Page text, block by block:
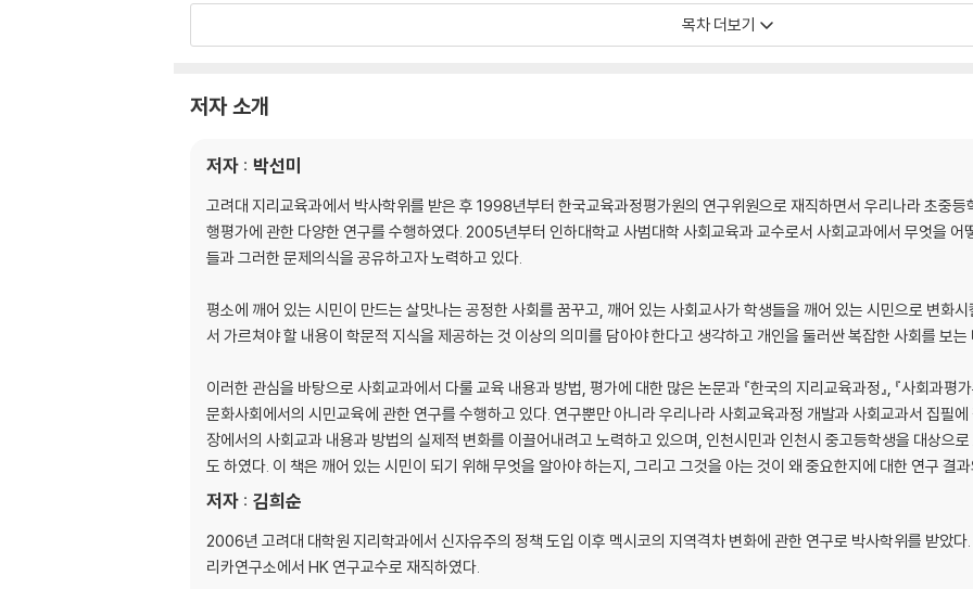
2. 스페인제국의 탄생과 실패
2. 약탈이나 다름없는 무역
4. 만약 불공정한 교역이 없었다면
4장 기울어진 찻잔
1. 무역과 폭력
2. 아이티, 최초의 흑인 노예 국가
3. 티파티와 스리랑카의 눈물
5장 자원의 저주에 걸린 가난한 나라들
1. 풍요로운 자원이 불러온 빈곤
2. 가장 비싼 보석, 다이아몬드 광산을 가진 가난한 나라
3. 세계에서 가장 가난한 나라 콩고민주공화국, 자원부국의 초상
6장 바나나공화국과 다국적 식품기업
1. 냉전과 냉장선
2. 엘풀포와 바나나공화국
목차 더보기
저자 소개
저자 : 박선미
고려대 지리교육과에서 박사학위를 받은 후 1998년부터 한국교육과정평가원의 연구위원으로 재직하면서 우리나라 초중
행평가에 관한 다양한 연구를 수행하였다. 2005년부터 인하대학교 사범대학 사회교육과 교수로서 사회교과에서 무엇을 어
들과 그러한 문제의식을 공유하고자 노력하고 있다.
평소에 깨어 있는 시민이 만드는 살맛나는 공정한 사회를 꿈꾸고, 깨어 있는 사회교사가 학생들을 깨어 있는 시민으로 변화
서 가르쳐야 할 내용이 학문적 지식을 제공하는 것 이상의 의미를 담아야 한다고 생각하고 개인을 둘러싼 복잡한 사회를 보
이러한 관심을 바탕으로 사회교과에서 다룰 교육 내용과 방법, 평가에 대한 많은 논문과 『한국의 지리교육과정』, 『사회과평
문화사회에서의 시민교육에 관한 연구를 수행하고 있다. 연구뿐만 아니라 우리나라 사회교육과정 개발과 사회교과서 집필
장에서의 사회교과 내용과 방법의 실제적 변화를 이끌어내려고 노력하고 있으며, 인천시민과 인천시 중고등학생을 대상으
도 하였다. 이 책은 깨어 있는 시민이 되기 위해 무엇을 알아야 하는지, 그리고 그것을 아는 것이 왜 중요한지에 대한 연구 결
저자 : 김희순
2006년 고려대 대학원 지리학과에서 신자유주의 정책 도입 이후 멕시코의 지역격차 변화에 관한 연구로 박사학위를 받았
리카연구소에서 HK 연구교수로 재직하였다.